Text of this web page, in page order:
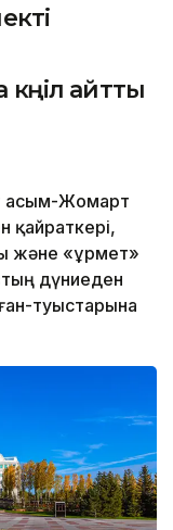
айтты
Қасым-Жомарт
қайраткері,
және «Құрмет»
дүниеден
туыстарына